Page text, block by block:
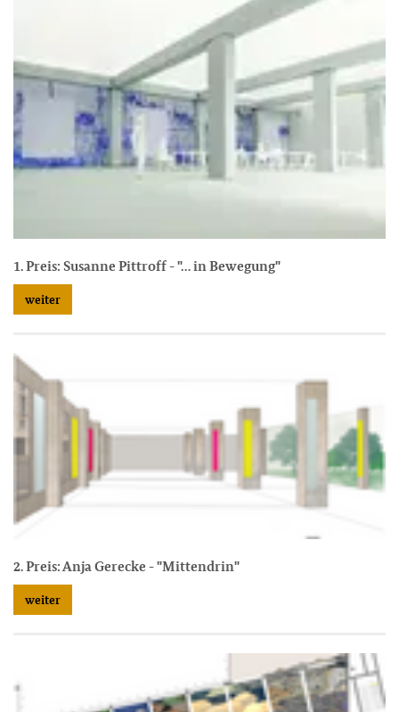
1. Preis: Susanne Pittroff - "… in Bewegung"
weiter
2. Preis: Anja Gerecke - "Mittendrin"
weiter